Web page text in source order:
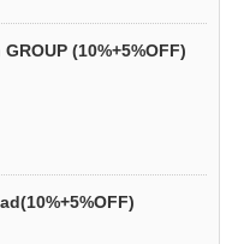
GROUP (10%+5%OFF)